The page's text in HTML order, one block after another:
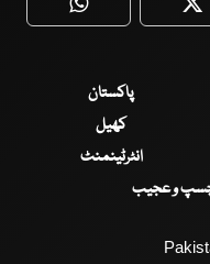
WhatsApp
پاکستان
کھیل
انٹرٹینمنٹ
و عجیب